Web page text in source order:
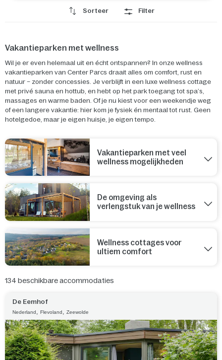
Sorteer Filter
Vakantieparken met wellness
Wil je er even helemaal uit en écht ontspannen? In onze wellness
vakantieparken van Center Parcs draait alles om comfort, rust en
natuur – zonder concessies. Je verblijft in een luxe wellness cottage
met privé sauna en hottub, en hebt op het park toegang tot spa’s,
massages en warme baden. Of je nu kiest voor een weekendje weg
of een langere vakantie: hier kom je fysiek én mentaal tot rust. Geen
hotelgedoe, maar je eigen huisje, je eigen tempo.
Vakantieparken met veel
wellness mogelijkheden
De omgeving als
verlengstuk van je wellness
Wellness cottages voor
ultiem comfort
134 beschikbare accommodaties
De Eemhof
Nederland , Flevoland , Zeewolde